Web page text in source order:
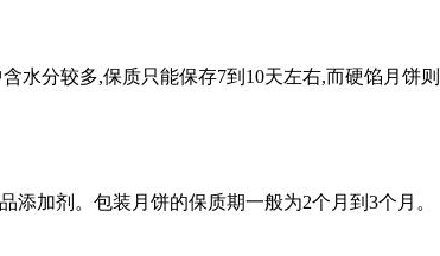
水分较多,保质只能保存7到10天左右,而硬馅月
加剂。包装月饼的保质期一般为2个月到3个月。